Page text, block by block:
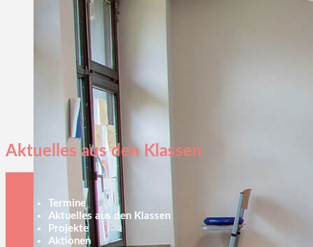
Aktuelles aus den Klassen
Termine
Aktuelles aus den Klassen
Projekte
Aktionen